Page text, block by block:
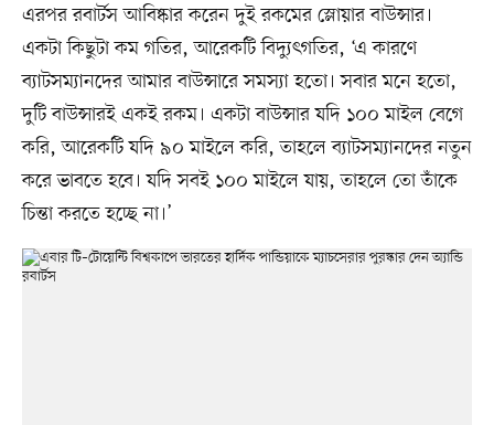
এরপর রবার্টস আবিষ্কার করেন দুই রকমের স্লোয়ার বাউন্সার।
একটা কিছুটা কম গতির, আরেকটি বিদ্যুৎগতির, ‘এ কারণে
ব্যাটসম্যানদের আমার বাউন্সারে সমস্যা হতো। সবার মনে হতো,
দুটি বাউন্সারই একই রকম। একটা বাউন্সার যদি ১০০ মাইল বেগে
করি, আরেকটি যদি ৯০ মাইলে করি, তাহলে ব্যাটসম্যানদের নতুন
করে ভাবতে হবে। যদি সবই ১০০ মাইলে যায়, তাহলে তো তাঁকে
চিন্তা করতে হচ্ছে না।’